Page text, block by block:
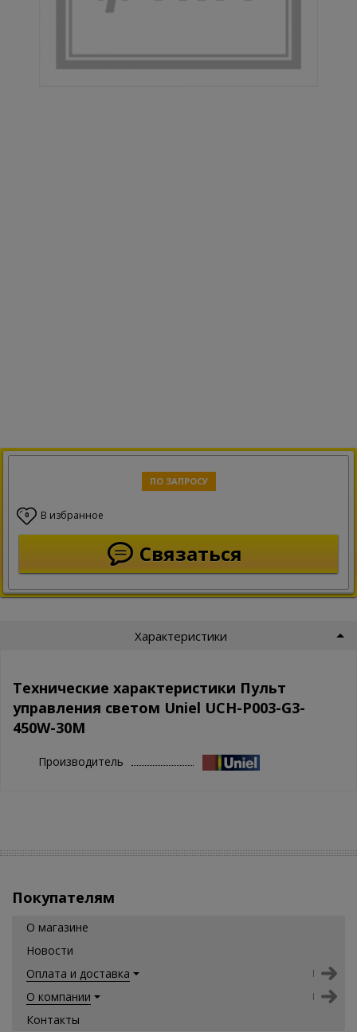
ПО ЗАПРОСУ
0 В избранное
Связаться
Характеристики
Технические характеристики Пульт
управления светом Uniel UCH-P003-G3-
450W-30M
Производитель
Покупателям
О магазине
Новости
Оплата и доставка
О компании
Контакты